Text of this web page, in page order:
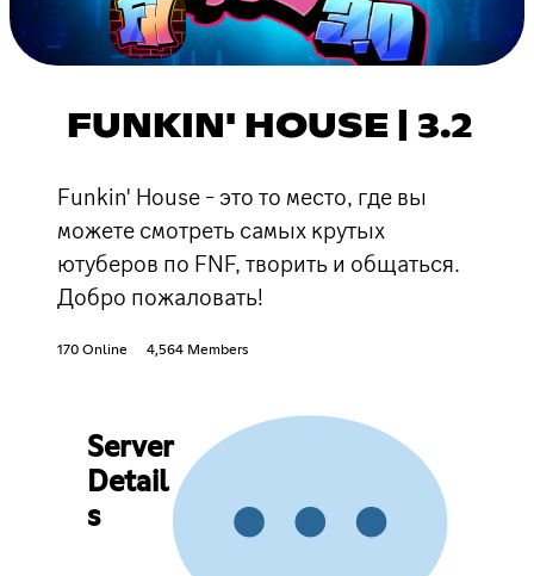
FUNKIN' HOUSE | 3.2
Funkin' House - это то место, где вы
можете смотреть самых крутых
ютуберов по FNF, творить и общаться.
Добро пожаловать!
170 Online 4,564 Members
Server
Detail
s